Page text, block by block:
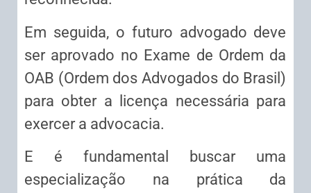
Em seguida, o futuro advogado deve
ser aprovado no Exame de Ordem da
OAB (Ordem dos Advogados do Brasil)
para obter a licença necessária para
exercer a advocacia.
E é fundamental buscar uma
especialização na prática da